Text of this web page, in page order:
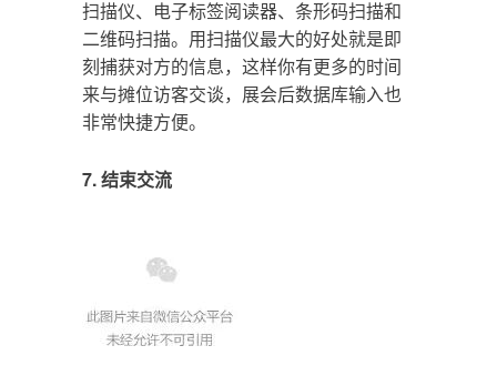
扫描仪、电子标签阅读器、条形码扫描和
二维码扫描。用扫描仪最大的好处就是即
刻捕获对方的信息，这样你有更多的时间
来与摊位访客交谈，展会后数据库输入也
非常快捷方便。
7. 结束交流